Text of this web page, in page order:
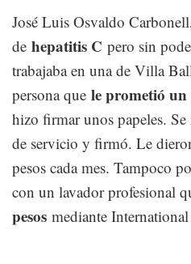
José Luis Osvaldo
de hepatitis C pero sin
trabajaba en una de Villa
persona que le prometió
hizo firmar unos papeles.
de servicio y firmó. Le
pesos cada mes. Tampoco
con un lavador profesional
pesos mediante